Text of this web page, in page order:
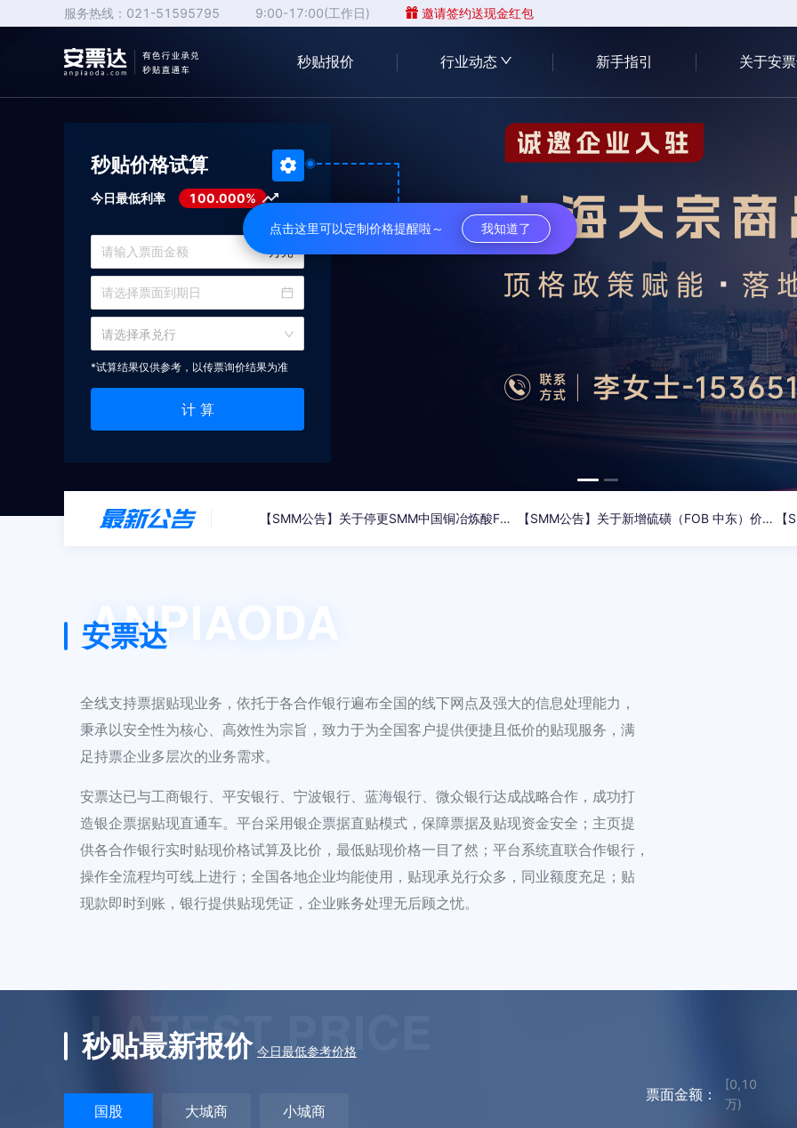
服务热线： 021-51595795 9:00-17:00(工作日) 邀请签约送现金红包
秒贴报价 行业动态 新手指引 关于安
秒贴价格试算
点击这里可以定制价格提醒啦～ 我知道了
今日最低利率 100.000%
万元
请选择承兑行
*试算结果仅供参考，以传票询价结果为准
计 算
【SMM公告】关于停更SMM中国铜冶炼酸FOB指数及分省份铜冶炼酸FOB价格点的公告 【SMM公告】关于新增硫磺（FOB 中东）价格点的公告
安票达
ANPIAODA
全线支持票据贴现业务，依托于各合作银行遍布全国的线下网点及强大的信息处理能力，
秉承以安全性为核心、高效性为宗旨，致力于为全国客户提供便捷且低价的贴现服务，满
足持票企业多层次的业务需求。
安票达已与工商银行、平安银行、宁波银行、蓝海银行、微众银行达成战略合作，成功打
造银企票据贴现直通车。平台采用银企票据直贴模式，保障票据及贴现资金安全；主页提
供各合作银行实时贴现价格试算及比价，最低贴现价格一目了然；平台系统直联合作银行，
操作全流程均可线上进行；全国各地企业均能使用，贴现承兑行众多，同业额度充足；贴
现款即时到账，银行提供贴现凭证，企业账务处理无后顾之忧。
秒贴最新报价
LATEST PRICE
今日最低参考价格
国股 大城商 小城商
票面金额：
[0,10
万)